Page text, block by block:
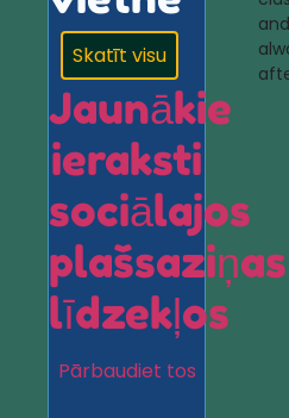
Skatīt visu
Jaunākie
ieraksti
sociālajos
plašsaziņas
līdzekļos
Pārbaudiet tos